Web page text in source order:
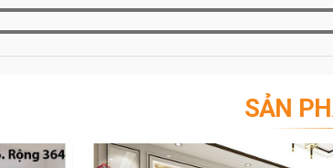
vệ sinh, lau chùi, không tốn quá nhiều công sức,
đá tự nhiên với 1 slab lớn duy nhất để trang trí nội
SẢN